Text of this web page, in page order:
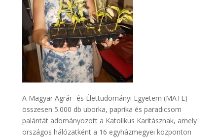
A Magyar Agrár- és Élettudományi Egyetem (MATE)
összesen 5.000 db uborka, paprika és paradicsom
palántát adományozott a Katolikus Karitásznak, amely
országos hálózatként a 16 egyházmegyei központon